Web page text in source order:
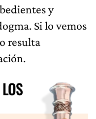
y
Si lo vemos
resulta